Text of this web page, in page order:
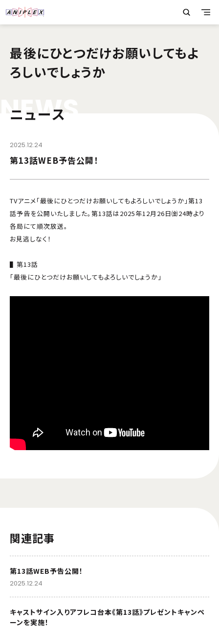
最後にひとつだけお願いしてもよ
ろしいでしょうか
NEWS
ニュース
2025.12.24
第13話WEB予告公開！
TVアニメ「最後にひとつだけお願いしてもよろしいでしょうか」第13
話予告を公開いたしました。第13話は2025年12月26日㈮24時より
各局にて順次放送。
お見逃しなく！
▌第13話
「最後にひとつだけお願いしてもよろしいでしょうか」
関連記事
第13話WEB予告公開！
2025.12.24
キャストサイン入りアフレコ台本《第13話》プレゼントキャンペ
ーンを実施！